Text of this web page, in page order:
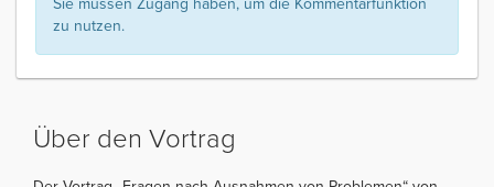
zu nutzen.
Über den Vortrag